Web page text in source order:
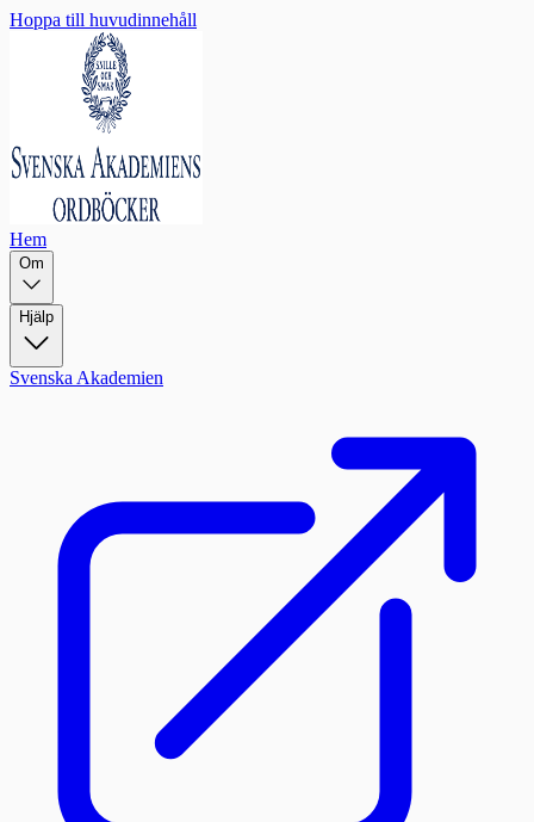
Hoppa till huvudinnehåll
Hem
Om
Hjälp
Svenska Akademien